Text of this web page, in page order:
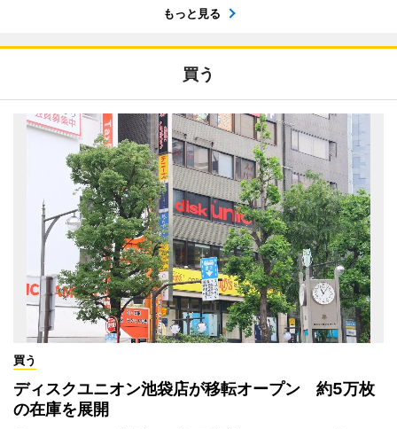
もっと見る
買う
買う
ディスクユニオン池袋店が移転オープン 約5万枚
の在庫を展開